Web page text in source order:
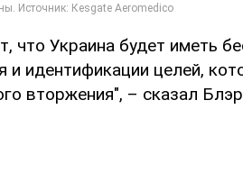
что Украина будет иметь
идентификации целей,
вторжения", – сказал